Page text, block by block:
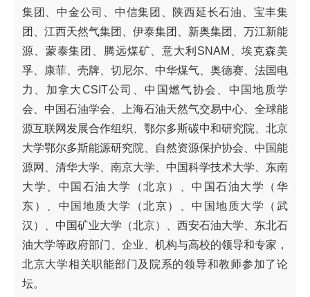
集团、中金公司、中信集团、陕西延长石油、宝丰集
团、江西天然气集团、伊泰集团、新奥集团、万江新能
源、蒙泰集团、腾远煤矿、意大利SNAM、埃克森美
孚、康菲、壳牌、切尼尔、中华煤气、奥德赛、法国电
力、加拿大CSIT公司、中国燃气协会、中国地质学
会、中国石油学会、上海石油天然气交易中心、全球能
源互联网发展合作组织、鄂尔多斯碳中和研究院、北京
大学鄂尔多斯能源研究院、自然资源保护协会、中国能
源网、清华大学、南京大学、中国科学技术大学、东南
大学、中国石油大学（北京）、中国石油大学（华
东）、中国地质大学（北京）、中国地质大学（武
汉）、中国矿业大学（北京）、西安石油大学、东北石
油大学等政府部门、企业、机构与高校的领导和专家，
北京大学相关职能部门及院系的领导和教师参加了论
坛。